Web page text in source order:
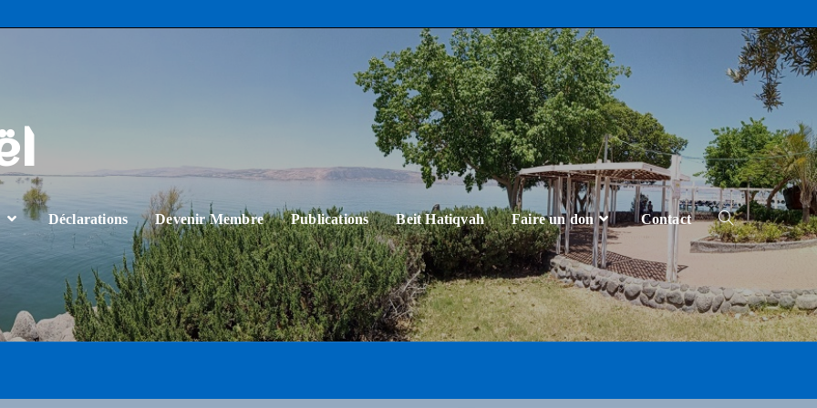
Déclarations Devenir Membre Publications Beit Hatiqvah Faire un don Contact